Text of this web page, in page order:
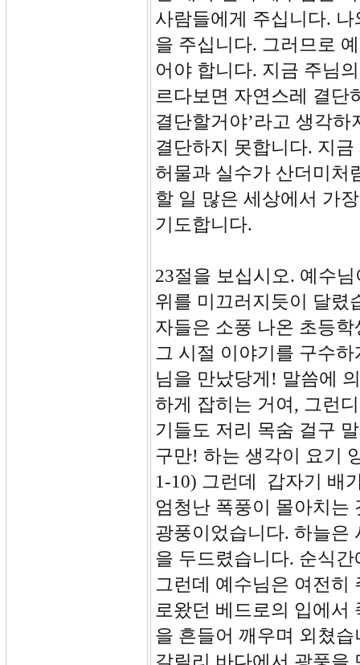
사람들에게 주십니다.
을 주십니다. 그러므로
어야 합니다. 지금 주님
르다보면 자연스레 결단
결단할거야’라고 생각
결단하지 못합니다. 지
허물과 실수가 산더미처
할 일 많은 세상에서 가
기도합니다.
23절을 보십시오. 예수
위를 미끄러지듯이 달렸
자들은 소풍 나온 초등
그 시절 이야기를 구수
님을 만났당게! 말씀에
하게 잡히는 거여, 그런
기들도 저리 목숨 걸구
구만! 하는 생각이 요기
1-10) 그런데 갑자기 배
엄청난 폭풍이 몰아치는
광풍이었습니다. 하늘은
을 두드렸습니다. 순식
그런데 예수님은 여전히
로왔던 베드로의 입에서
을 흔들어 깨우며 외쳤